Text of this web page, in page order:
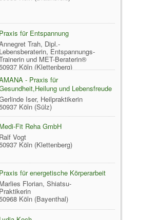
Praxis für Entspannung
Trah, Dipl.-
Lebensberaterin, Entspannungs-
und MET-Beraterin®
Köln (Klettenberg)
- Praxis für
und Lebensfreude
Iser, Heilpraktikerin
Köln (Sülz)
Medi-Fit Reha GmbH
Ralf Vogt
Köln (Klettenberg)
Praxis für energetische Körperarbeit
Marlies Florian, Shiatsu-
Praktikerin
Köln (Bayenthal)